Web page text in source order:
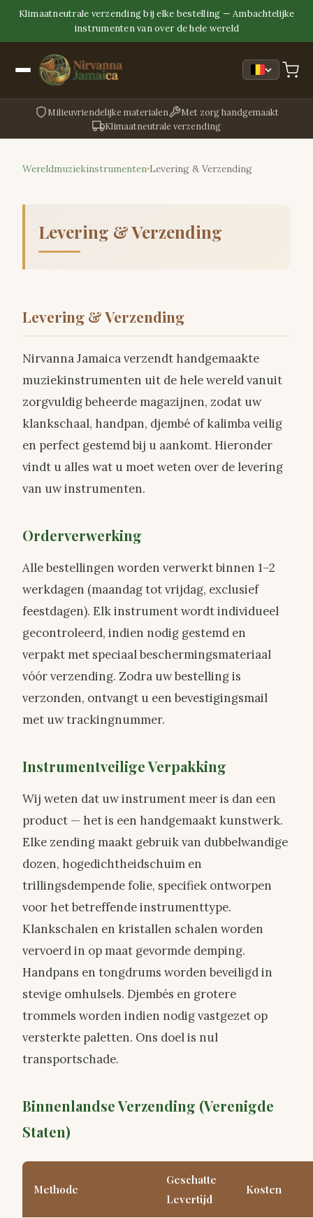
Klimaatneutrale verzending bij elke bestelling — Ambachtelijke
instrumenten van over de hele wereld
Milieuvriendelijke materialen
Met zorg handgemaakt
Klimaatneutrale verzending
Wereldmuziekinstrumenten Levering & Verzending
Levering & Verzending
Levering & Verzending
Nirvanna Jamaica verzendt handgemaakte
muziekinstrumenten uit de hele wereld vanuit
zorgvuldig beheerde magazijnen, zodat uw
klankschaal, handpan, djembé of kalimba veilig
en perfect gestemd bij u aankomt. Hieronder
vindt u alles wat u moet weten over de levering
van uw instrumenten.
Orderverwerking
Alle bestellingen worden verwerkt binnen 1–2
werkdagen (maandag tot vrijdag, exclusief
feestdagen). Elk instrument wordt individueel
gecontroleerd, indien nodig gestemd en
verpakt met speciaal beschermingsmateriaal
vóór verzending. Zodra uw bestelling is
verzonden, ontvangt u een bevestigingsmail
met uw trackingnummer.
Instrumentveilige Verpakking
Wij weten dat uw instrument meer is dan een
product — het is een handgemaakt kunstwerk.
Elke zending maakt gebruik van dubbelwandige
dozen, hogedichtheidschuim en
trillingsdempende folie, specifiek ontworpen
voor het betreffende instrumenttype.
Klankschalen en kristallen schalen worden
vervoerd in op maat gevormde demping.
Handpans en tongdrums worden beveiligd in
stevige omhulsels. Djembés en grotere
trommels worden indien nodig vastgezet op
versterkte paletten. Ons doel is nul
transportschade.
Binnenlandse Verzending (Verenigde
Staten)
Methode
Geschatte
Levertijd
Kosten